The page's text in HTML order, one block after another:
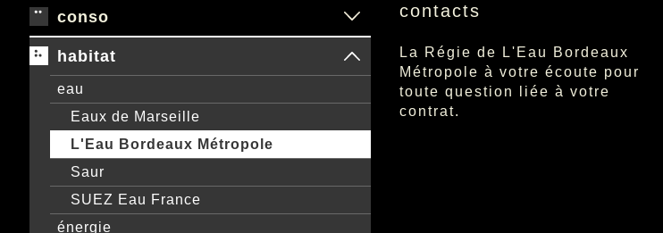
conso
habitat
eau
Eaux de Marseille
L'Eau Bordeaux Métropole
Saur
SUEZ Eau France
énergie
contacts
La Régie de L'Eau Bordeaux
Métropole à votre écoute pour
toute question liée à votre
contrat.